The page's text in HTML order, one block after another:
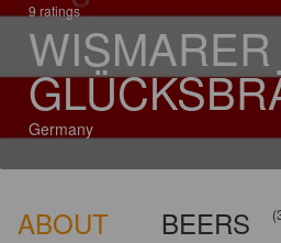
9 ratings
WISMARER
Germany
ABOUT BEERS